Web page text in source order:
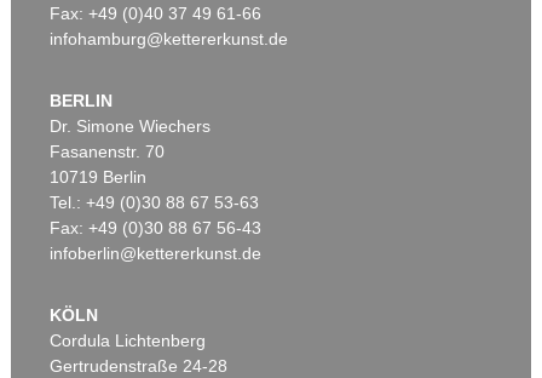
Fax: +49 (0)40 37 49 61-66
infohamburg@kettererkunst.de
BERLIN
Dr. Simone Wiechers
Fasanenstr. 70
10719 Berlin
Tel.: +49 (0)30 88 67 53-63
Fax: +49 (0)30 88 67 56-43
infoberlin@kettererkunst.de
KÖLN
Cordula Lichtenberg
Gertrudenstraße 24-28